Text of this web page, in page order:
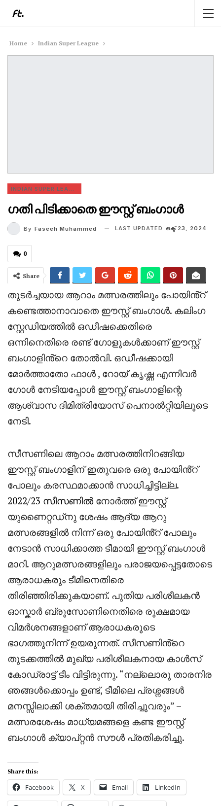
Home Indian Super League
ഗതി പിടിക്കാതെ ഈസ്റ്റ് ബംഗാൾ
By Faseeh Muhammed LAST UPDATED ഒക്ട് 23, 2024
0
Share
തുടർച്ചയായ ആറാം മത്സരത്തിലും പോയിൻ്റ്
കണ്ടെത്താനാവാതെ ഈസ്റ്റ് ബംഗാൾ. കലിംഗ
സ്റ്റേഡിയത്തിൽ ഒഡീഷക്കെതിരെ
ഒന്നിനെതിരെ രണ്ട് ഗോളുകൾക്കാണ് ഈസ്റ്റ്
ബംഗാളിൻ്റെ തോൽവി. ഒഡീഷക്കായി
മോർത്താതോ ഫാൾ , റോയ് കൃഷ്ണ എന്നിവർ
ഗോൾ നേടിയപ്പോൾ ഈസ്റ്റ് ബംഗാളിന്റെ
ആശ്വാസ ദിമിത്രിയോസ് പെനാൽറ്റിയിലൂടെ
നേടി.
സീസണിലെ ആറാം മത്സരത്തിനിറങ്ങിയ
ഈസ്റ്റ് ബംഗാളിന് ഇതുവരെ ഒരു പോയിൻ്റ്
പോലും കരസ്ഥമാക്കാൻ സാധിച്ചിട്ടില്ല.
2022/23 സീസണിൽനോർത്ത് ഈസ്റ്റ്
യുണൈറ്റഡ്നു ശേഷം ആദ്യ ആറു
മത്സരങ്ങളിൽ നിന്ന് ഒരു പോയിൻ്റ് പോലും
നേടാൻ സാധിക്കാത്ത ടീമായി ഈസ്റ്റ് ബംഗാൾ
മാറി. ആറുമത്സരങ്ങളിലും പരാജയപ്പെട്ടതോടെ
ആരാധകരും ടീമിനെതിരെ
തിരിഞ്ഞിരിക്കുകയാണ്. പുതിയ പരിശീലകൻ
ഓസ്കാർ ബ്രൂസോണിനെതിരെ രൂക്ഷമായ
വിമർശനങ്ങളാണ് ആരാധകരുടെ
ഭാഗത്തുനിന്ന് ഉയരുന്നത്. സീസണിൻ്റെ
തുടക്കത്തിൽ മുഖ്യ പരിശീലകനായ കാൾസ്
കോഡ്രാട്ട് ടീം വിട്ടിരുന്നു. “നല്ലൊരു താരനിര
ഞങ്ങൾക്കൊപ്പം ഉണ്ട്, ടീമിലെ പ്രശ്നങ്ങൾ
മനസ്സിലാക്കി ശക്തമായി തിരിച്ചുവരും” –
മത്സരശേഷം മാധ്യമങ്ങളെ കണ്ട ഈസ്റ്റ്
ബംഗാൾ ക്യാപ്റ്റൻ സൗൾ പ്രതികരിച്ചു.
Share this:
Facebook X Email LinkedIn